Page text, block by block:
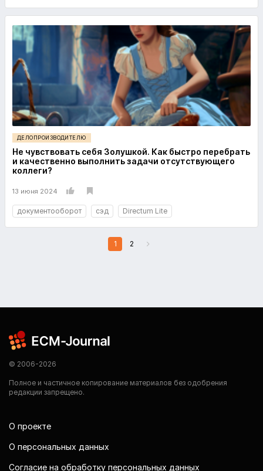
ДЕЛОПРОИЗВОДИТЕЛЮ
Не чувствовать себя Золушкой. Как быстро перебрать
и качественно выполнить задачи отсутствующего
коллеги?
13 июня 2024
документооборот сэд Directum Lite
1 2
© 2006-2026
Полное и частичное копирование материалов без одобрения
редакции запрещено.
О проекте
О персональных данных
Согласие на обработку персональных данных